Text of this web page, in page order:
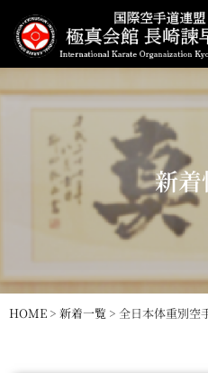
新
HOME > 新着一覧 > 全日本体重別空